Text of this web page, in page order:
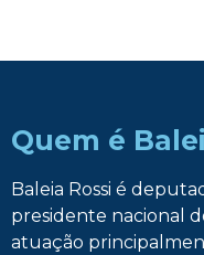
Quem é
Baleia Rossi é
presidente nacional
atuação